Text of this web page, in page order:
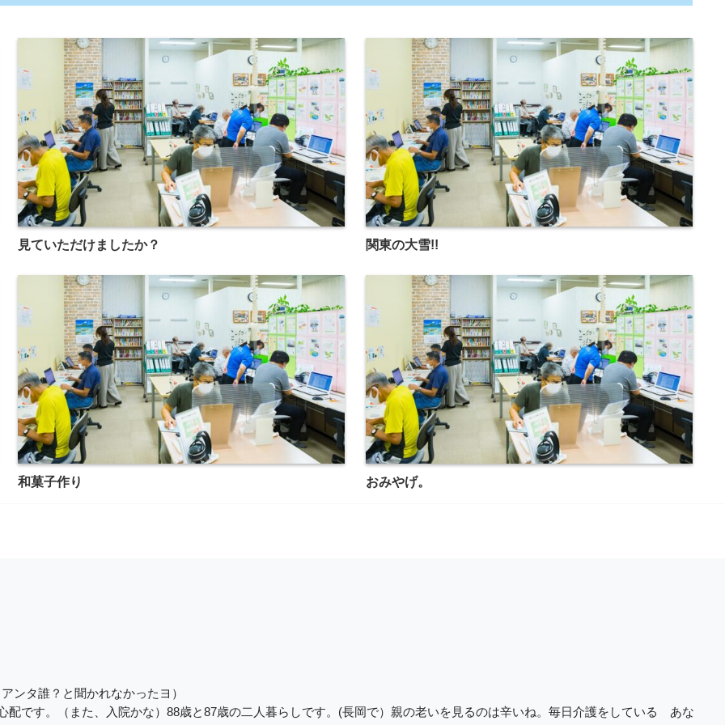
見ていただけましたか？ 関東の大雪!!
和菓子作り おみやげ。
ンタ誰？と聞かれなかったヨ）
配です。（また、入院かな）88歳と87歳の二人暮らしです。(長岡で）親の老いを見るのは辛いね。毎日介護をしている あな